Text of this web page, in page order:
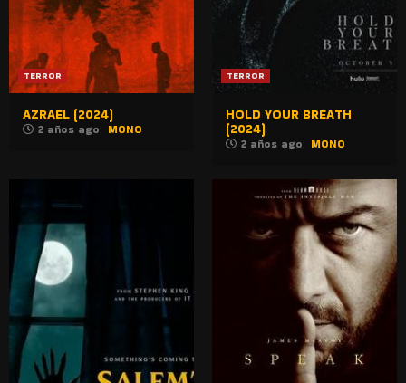
TERROR
AZRAEL (2024)
2 años ago MONO
TERROR
HOLD YOUR BREATH
(2024)
2 años ago MONO